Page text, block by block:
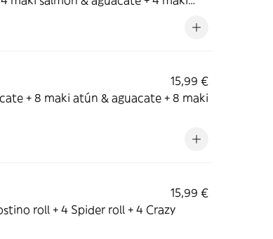
15,99 €
+ 8 maki atún & aguacate + 8 maki
15,99 €
roll + 4 Spider roll + 4 Crazy